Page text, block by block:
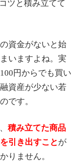
ツと積み立てて
資金がないと始
いますよね。実
円からでも買い
資産が少ない若
です。
積み立てた商品
引き出すことが
りません。